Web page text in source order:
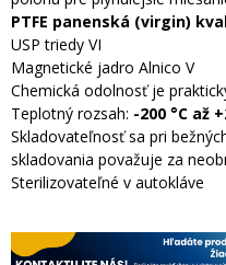
PTFE panenská (virgin)
USP triedy VI
Magnetické jadro Alnico V
Chemická odolnosť je
Teplotný rozsah: -200 °C až
Skladovateľnosť sa pri
skladovania považuje za
Sterilizovateľné v autokláve